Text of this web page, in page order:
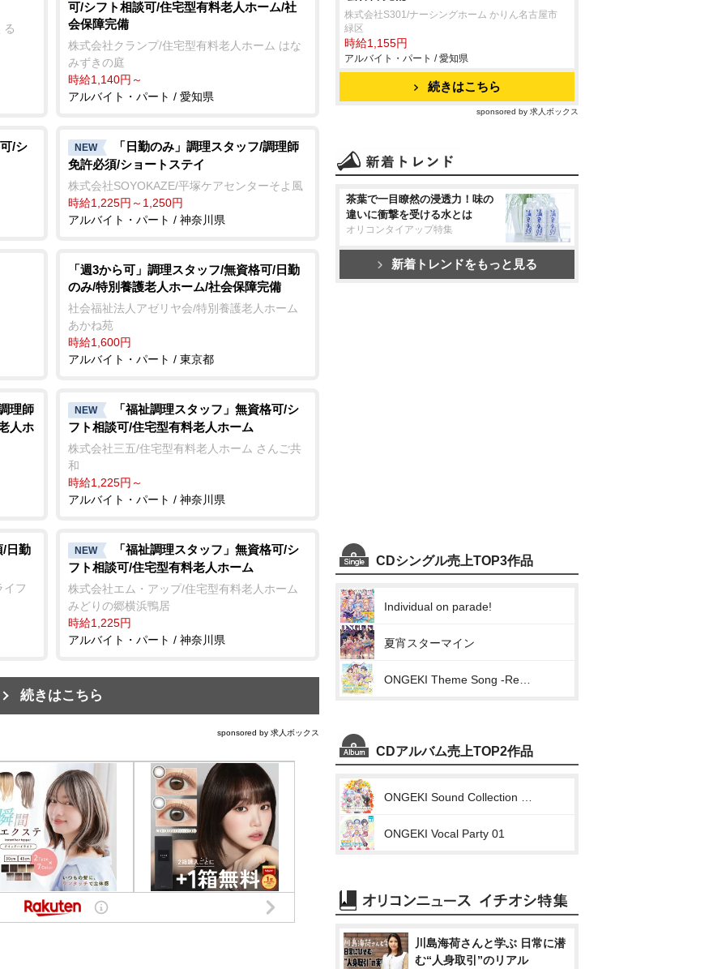
る
可/シフト相談可/住宅型有料老人ホーム/社
会保障完備
株式会社クランプ/住宅型有料老人ホーム はな
みずきの庭
時給1,140円～
アルバイト・パート / 愛知県
/シ NEW
「日勤のみ」調理スタッフ/調理師
免許必須/ショートステイ
株式会社SOYOKAZE/平塚ケアセンターそよ風
時給1,225円～1,250円
アルバイト・パート / 神奈川県
「週3から可」調理スタッフ/無資格可/日勤
のみ/特別養護老人ホーム/社会保障完備
社会福祉法人アゼリヤ会/特別養護老人ホーム
あかね苑
時給1,600円
アルバイト・パート / 東京都
理師
人ホ
NEW
「福祉調理スタッフ」無資格可/シ
フト相談可/住宅型有料老人ホーム
株式会社三五/住宅型有料老人ホーム さんご共
和
時給1,225円～
アルバイト・パート / 神奈川県
/日勤
イフ
NEW
「福祉調理スタッフ」無資格可/シ
フト相談可/住宅型有料老人ホーム
株式会社エム・アップ/住宅型有料老人ホーム
みどりの郷横浜鴨居
時給1,225円
アルバイト・パート / 神奈川県
続きはこちら
sponsored by 求人ボックス
株式会社S301/ナーシングホーム かりん名古屋市
緑区
時給1,155円
アルバイト・パート / 愛知県
続きはこちら
sponsored by 求人ボックス
茶葉で一目瞭然の浸透力！味の
違いに衝撃を受ける水とは
オリコンタイアップ特集
新着トレンドをもっと見る
CDシングル売上TOP3作品
Individual on parade!
夏宵スターマイン
CDアルバム売上TOP2作品
ONGEKI Vocal Party 01
川島海荷さんと学ぶ 日常に潜
む“人身取引”のリアル